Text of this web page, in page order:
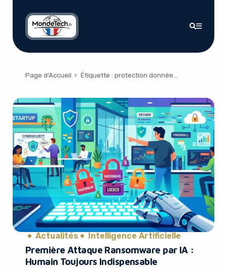
Page d’Accueil › Étiquette : protection données entreprises
Actualités Intelligence Artificielle
Première Attaque Ransomware par IA :
Humain Toujours Indispensable